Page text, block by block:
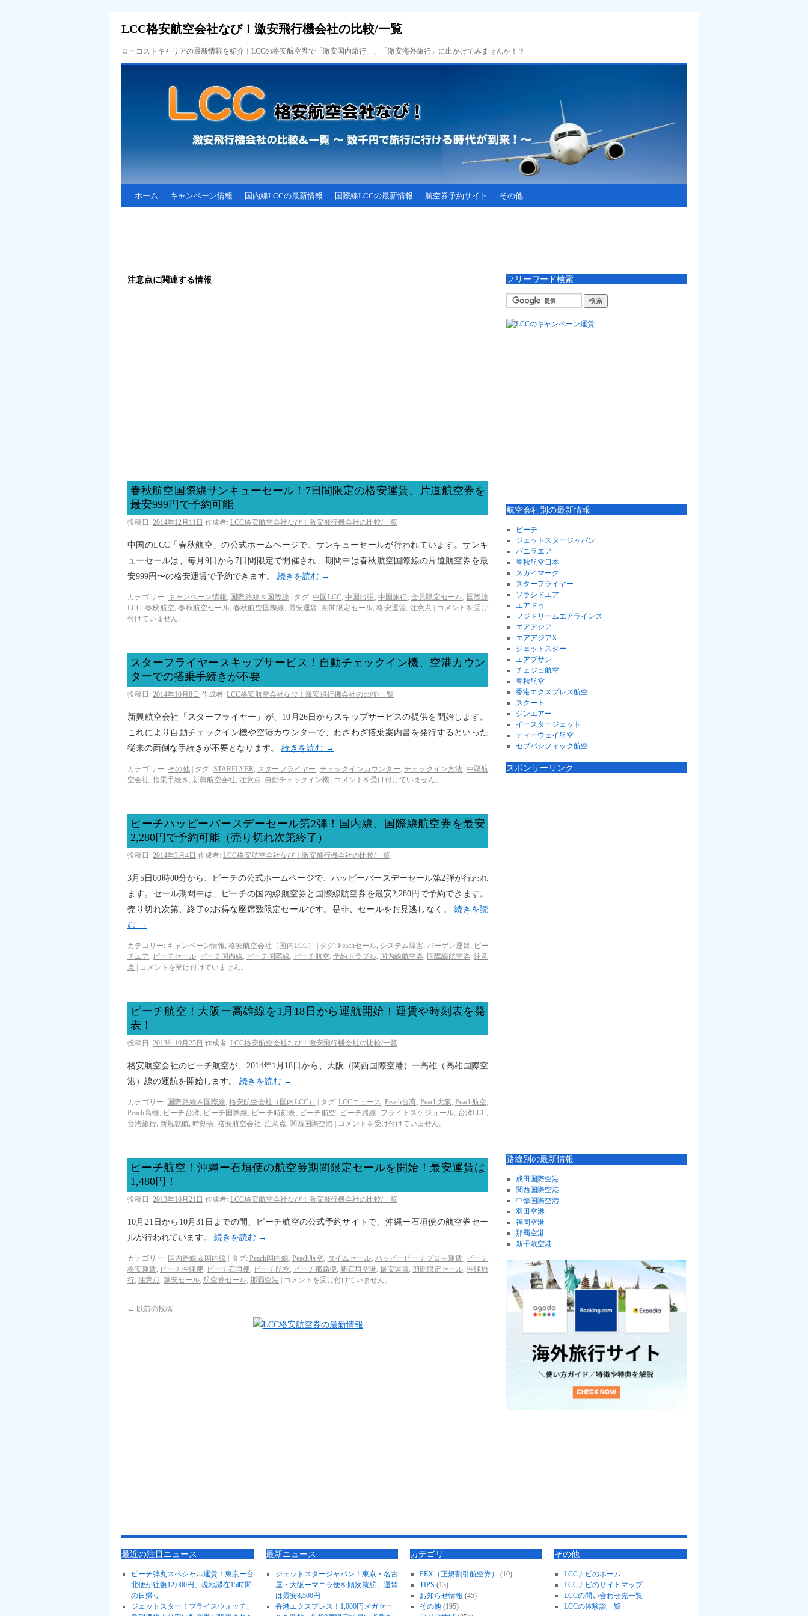
LCC格安航空会社なび！激安飛行機会社の比較/一覧
ローコストキャリアの最新情報を紹介！LCCの格安航空券で「激安国内旅行」、「激安海外旅行」に出かけてみませんか！？
ホーム キャンペーン情報 国内線LCCの最新情報 国際線LCCの最新情報 航空券予約サイト その他
注意点に関連する情報
春秋航空国際線サンキューセール！7日間限定の格安運賃、片道航空券を
最安999円で予約可能
投稿日: 2014年12月11日 作成者: LCC格安航空会社なび！激安飛行機会社の比較/一覧
中国のLCC「春秋航空」の公式ホームページで、サンキューセールが行われています。サンキ
ューセールは、毎月9日から7日間限定で開催され、期間中は春秋航空国際線の片道航空券を最
安999円〜の格安運賃で予約できます。 続きを読む →
カテゴリー: キャンペーン情報, 国際路線＆国際線 タグ: 中国LCC, 中国出張 , 中国旅行, 会員限定セール, 国際線
LCC,春秋航空,春秋航空セール, 春秋航空国際線, 最安運賃, 期間限定セール,格安運賃, 注意点
コメントを受け
付けていません。
スターフライヤースキップサービス！自動チェックイン機、空港カウン
ターでの搭乗手続きが不要
投稿日: 2014年10月8日 作成者: LCC格安航空会社なび！激安飛行機会社の比較/一覧
新興航空会社「スターフライヤー」が、10月26日からスキップサービスの提供を開始します。
これにより自動チェックイン機や空港カウンターで、わざわざ搭乗案内書を発行するといった
従来の面倒な手続きが不要となります。 続きを読む →
カテゴリー: その他 タグ: STARFLYER, スターフライヤー , チェックインカウンター,チェックイン方法, 中堅航
空会社, 搭乗手続き , 新興航空会社, 注意点, 自動チェックイン機 コメントを受け付けていません。
ピーチハッピーバースデーセール第2弾！国内線、国際線航空券を最安
2,280円で予約可能（売り切れ次第終了）
投稿日: 2014年3月4日 作成者: LCC格安航空会社なび！激安飛行機会社の比較/一覧
3月5日00時00分から、ピーチの公式ホームページで、ハッピーバースデーセール第2弾が行われ
ます。セール期間中は、ピーチの国内線航空券と国際線航空券を最安2,280円で予約できます。
売り切れ次第、終了のお得な座席数限定セールです。是非、セールをお見逃しなく。続きを読
む →
カテゴリー: キャンペーン情報,格安航空会社（国内LCC） タグ: Peachセール, システム障害, バーゲン運賃, ピー
チエア, ピーチセール, ピーチ国内線, ピーチ国際線, ピーチ航空, 予約トラブル, 国内線航空券, 国際線航空券, 注意
点
コメントを受け付けていません。
ピーチ航空！大阪ー高雄線を1月18日から運航開始！運賃や時刻表を発
表！
投稿日: 2013年10月25日 作成者: LCC格安航空会社なび！激安飛行機会社の比較/一覧
格安航空会社のピーチ航空が、2014年1月18日から、大阪（関西国際空港）ー高雄（高雄国際空
港）線の運航を開始します。 続きを読む →
カテゴリー: 国際路線＆国際線, 格安航空会社（国内LCC） タグ: LCCニュース,Peach台湾, Peach大阪 , Peach航空,
Peach高雄, ピーチ台湾, ピーチ国際線, ピーチ時刻表, ピーチ航空, ピーチ路線 , フライトスケジュール, 台湾LCC,
台湾旅行, 新規就航, 時刻表, 格安航空会社, 注意点, 関西国際空港 コメントを受け付けていません。
ピーチ航空！沖縄ー石垣便の航空券期間限定セールを開始！最安運賃は
1,480円！
投稿日: 2013年10月21日 作成者: LCC格安航空会社なび！激安飛行機会社の比較/一覧
10月21日から10月31日までの間、ピーチ航空の公式予約サイトで、沖縄ー石垣便の航空券セー
ルが行われています。 続きを読む →
カテゴリー: 国内路線＆国内線 タグ: Peach国内線, Peach航空, タイムセール, ハッピーピーチプロモ運賃, ピーチ
格安運賃, ピーチ沖縄便, ピーチ石垣便, ピーチ航空, ピーチ那覇便, 新石垣空港, 最安運賃, 期間限定セール, 沖縄旅
行, 注意点, 激安セール, 航空券セール, 那覇空港 コメントを受け付けていません。
← 以前の投稿
フリーワード検索
航空会社別の最新情報
ピーチ
ジェットスタージャパン
バニラエア
春秋航空日本
スカイマーク
スターフライヤー
ソラシドエア
エアドゥ
フジドリームエアラインズ
エアアジア
エアアジアX
ジェットスター
エアプサン
チェジュ航空
春秋航空
香港エクスプレス航空
スクート
ジンエアー
イースタージェット
ティーウェイ航空
セブパシフィック航空
スポンサーリンク
路線別の最新情報
成田国際空港
関西国際空港
中部国際空港
羽田空港
福岡空港
那覇空港
新千歳空港
最近の注目ニュース
ピーチ弾丸スペシャル運賃！東京ー台
北便が往復12,000円、現地滞在15時間
の日帰り
ジェットスター！プライスウォッチ、
最新ニュース
ジェットスタージャパン！東京・名古
屋・大阪ーマニラ便を順次就航、運賃
は最安8,500円
香港エクスプレス！1,000円メガセー
カテゴリ
PEX（正規割引航空券）
(10)
TIPS (13)
お知らせ情報 (45)
その他(195)
その他
LCCナビのホーム
LCCナビのサイトマップ
LCCの問い合わせ先一覧
LCCの体験談一覧